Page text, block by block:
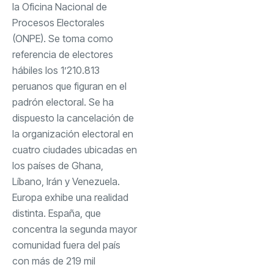
la Oficina Nacional de
Procesos Electorales
(ONPE). Se toma como
referencia de electores
hábiles los 1’210.813
peruanos que figuran en el
padrón electoral. Se ha
dispuesto la cancelación de
la organización electoral en
cuatro ciudades ubicadas en
los países de Ghana,
Líbano, Irán y Venezuela.
Europa exhibe una realidad
distinta. España, que
concentra la segunda mayor
comunidad fuera del país
con más de 219 mil